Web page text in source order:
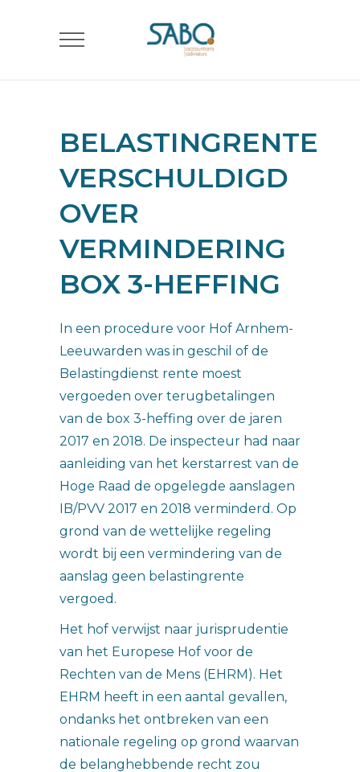
BELASTINGRENTE
VERSCHULDIGD
OVER
VERMINDERING
BOX 3-HEFFING
In een procedure voor Hof Arnhem-
Leeuwarden was in geschil of de
Belastingdienst rente moest
vergoeden over terugbetalingen
van de box 3-heffing over de jaren
2017 en 2018. De inspecteur had naar
aanleiding van het kerstarrest van de
Hoge Raad de opgelegde aanslagen
IB/PVV 2017 en 2018 verminderd. Op
grond van de wettelijke regeling
wordt bij een vermindering van de
aanslag geen belastingrente
vergoed.
Het hof verwijst naar jurisprudentie
van het Europese Hof voor de
Rechten van de Mens (EHRM). Het
EHRM heeft in een aantal gevallen,
ondanks het ontbreken van een
nationale regeling op grond waarvan
de belanghebbende recht zou